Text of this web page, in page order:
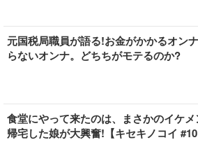
元国税局職員が語る!お金がかかるオン
らないオンナ。どちちがモテるのか?
食堂にやって来たのは、まさかのイケ
帰宅した娘が大興奮!【キセキノコイ #10